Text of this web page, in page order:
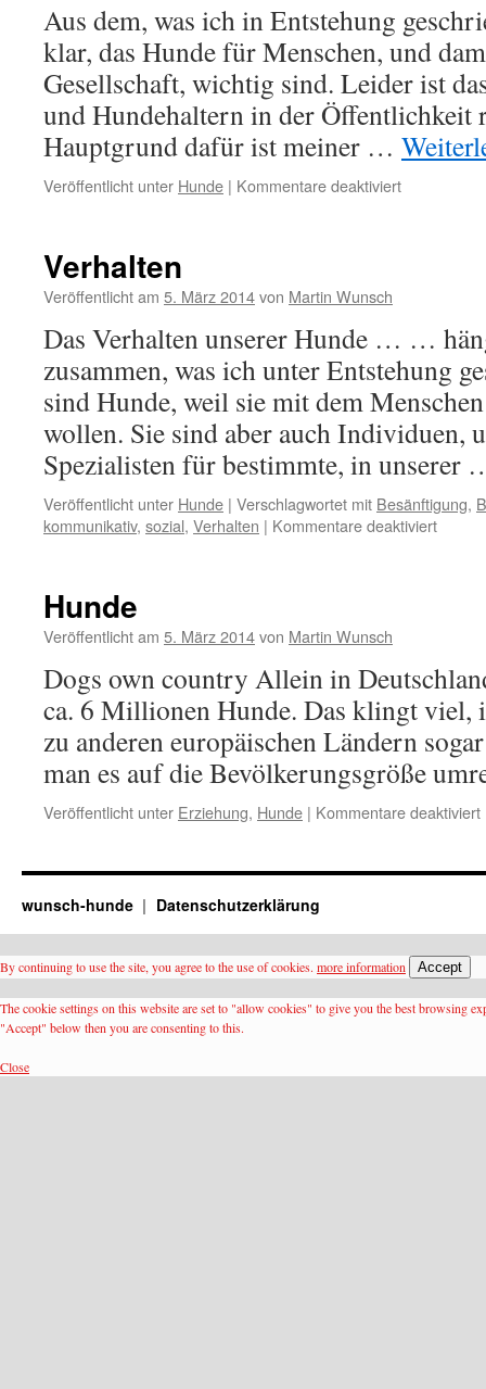
Aus dem, was ich in Entstehung
klar, das Hunde für Menschen, und
Gesellschaft, wichtig sind. Leider ist
und Hundehaltern in der Öffentlichkeit
Hauptgrund dafür ist meiner …
Veröffentlicht unter Hunde | Kommentare deaktiviertfür
Verhalten
Veröffentlicht am 5. März 2014von Martin Wunsch
Das Verhalten unserer Hunde … …
zusammen, was ich unter Entstehung
sind Hunde, weil sie mit dem
wollen. Sie sind aber auch Individuen,
Spezialisten für bestimmte, in
Veröffentlicht unter Hunde | Verschlagwortet mit Besänftigung,
kommunikativ, sozial, Verhalten | Kommentare deaktiviertfür
Hunde
Veröffentlicht am 5. März 2014von Martin Wunsch
Dogs own country Allein in
ca. 6 Millionen Hunde. Das klingt viel,
zu anderen europäischen Ländern
man es auf die Bevölkerungsgröße
Veröffentlicht unter Erziehung, Hunde | Kommentare deaktiviert
wunsch-hunde Datenschutzerklärung
By continuing to use the site, you agree to the use of cookies. more information Accept
The cookie settings on this website are set to "allow cookies" to give you the best browsing
"Accept" below then you are consenting to this.
Close